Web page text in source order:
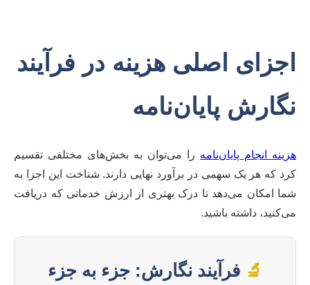
اجزای اصلی هزینه در فرآیند
نگارش پایان‌نامه
هزینه انجام پایان‌نامه را می‌توان به بخش‌های مختلفی تقسیم
کرد که هر یک سهمی در برآورد نهایی دارند. شناخت این اجزا به
شما امکان می‌دهد تا درک بهتری از ارزش خدماتی که دریافت
می‌کنید، داشته باشید.
🔬 فرآیند نگارش: جزء به جزء